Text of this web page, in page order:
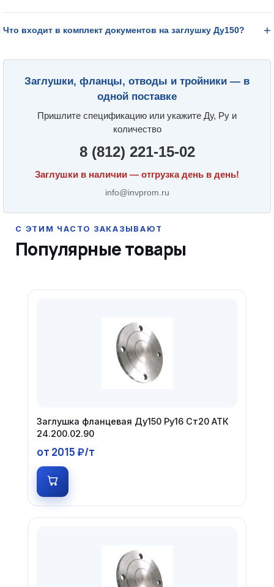
Что входит в комплект документов на заглушку Ду150?
Заглушки, фланцы, отводы и тройники — в
одной поставке
Пришлите спецификацию или укажите Ду, Ру и
количество
8 (812) 221-15-02
Заглушки в наличии — отгрузка день в день!
info@invprom.ru
Популярные товары
Заглушка фланцевая Ду150 Ру16 Ст20 АТК
24.200.02.90
от 2015 ₽/т